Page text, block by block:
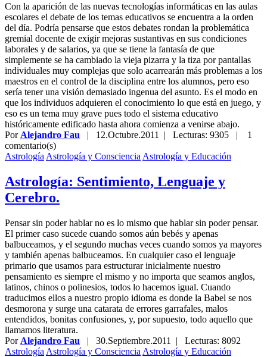
Con la aparición de las nuevas tecnologías informáticas en las aulas
escolares el debate de los temas educativos se encuentra a la orden
del día. Podría pensarse que estos debates rondan la problemática
gremial docente de exigir mejoras sustantivas en sus condiciones
laborales y de salarios, ya que se tiene la fantasía de que
simplemente se ha cambiado la vieja pizarra y la tiza por pantallas
individuales muy complejas que solo acarrearán más problemas a los
maestros en el control de la disciplina entre los alumnos, pero eso
sería tener una visión demasiado ingenua del asunto. Es el modo en
que los individuos adquieren el conocimiento lo que está en juego, y
eso es un tema muy grave pues todo el sistema educativo
históricamente edificado hasta ahora comienza a venirse abajo.
Por Alejandro Fau | 12.Octubre.2011 | Lecturas: 9305 |
1
comentario(s)
Astrología Astrología y Consciencia Astrología y Educación
Astrología: Sentimiento, Lenguaje y
Cerebro.
Pensar sin poder hablar no es lo mismo que hablar sin poder pensar.
El primer caso sucede cuando somos aún bebés y apenas
balbuceamos, y el segundo muchas veces cuando somos ya mayores
y también apenas balbuceamos. En cualquier caso el lenguaje
primario que usamos para estructurar inicialmente nuestro
pensamiento es siempre el mismo y no importa que seamos anglos,
latinos, chinos o polinesios, todos lo hacemos igual. Cuando
traducimos ellos a nuestro propio idioma es donde la Babel se nos
desmorona y surge una catarata de errores garrafales, malos
entendidos, bonitas confusiones, y, por supuesto, todo aquello que
llamamos literatura.
Por Alejandro Fau | 30.Septiembre.2011
| Lecturas: 8092
Astrología Astrología y Consciencia Astrología y Educación